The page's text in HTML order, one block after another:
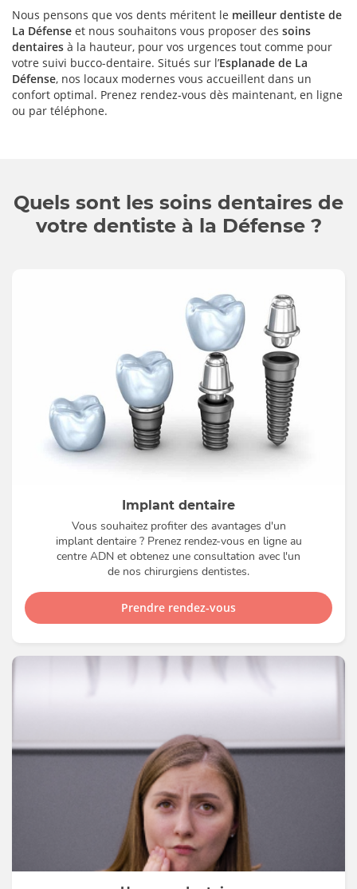
Nous pensons que vos dents méritent le meilleur dentiste de
La Défense et nous souhaitons vous proposer des soins
dentaires à la hauteur, pour vos urgences tout comme pour
votre suivi bucco-dentaire. Situés sur l’Esplanade de La
Défense, nos locaux modernes vous accueillent dans un
confort optimal. Prenez rendez-vous dès maintenant, en ligne
ou par téléphone.
Quels sont les soins dentaires de
votre dentiste à la Défense ?
Implant dentaire
Vous souhaitez profiter des avantages d'un
implant dentaire ? Prenez rendez-vous en ligne au
centre ADN et obtenez une consultation avec l'un
de nos chirurgiens dentistes.
Prendre rendez-vous